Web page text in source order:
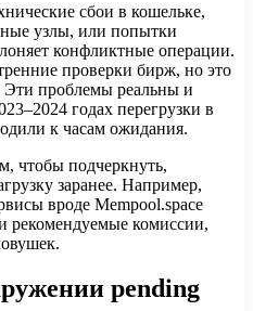
сбои в кошельке,
узлы, или попытки
конфликтные операции.
проверки бирж, но это
Эти проблемы реальны и
годах перегрузки в
к часам ожидания.
чтобы подчеркнуть,
заранее. Например,
вроде Mempool.space
рекомендуемые комиссии,
pending